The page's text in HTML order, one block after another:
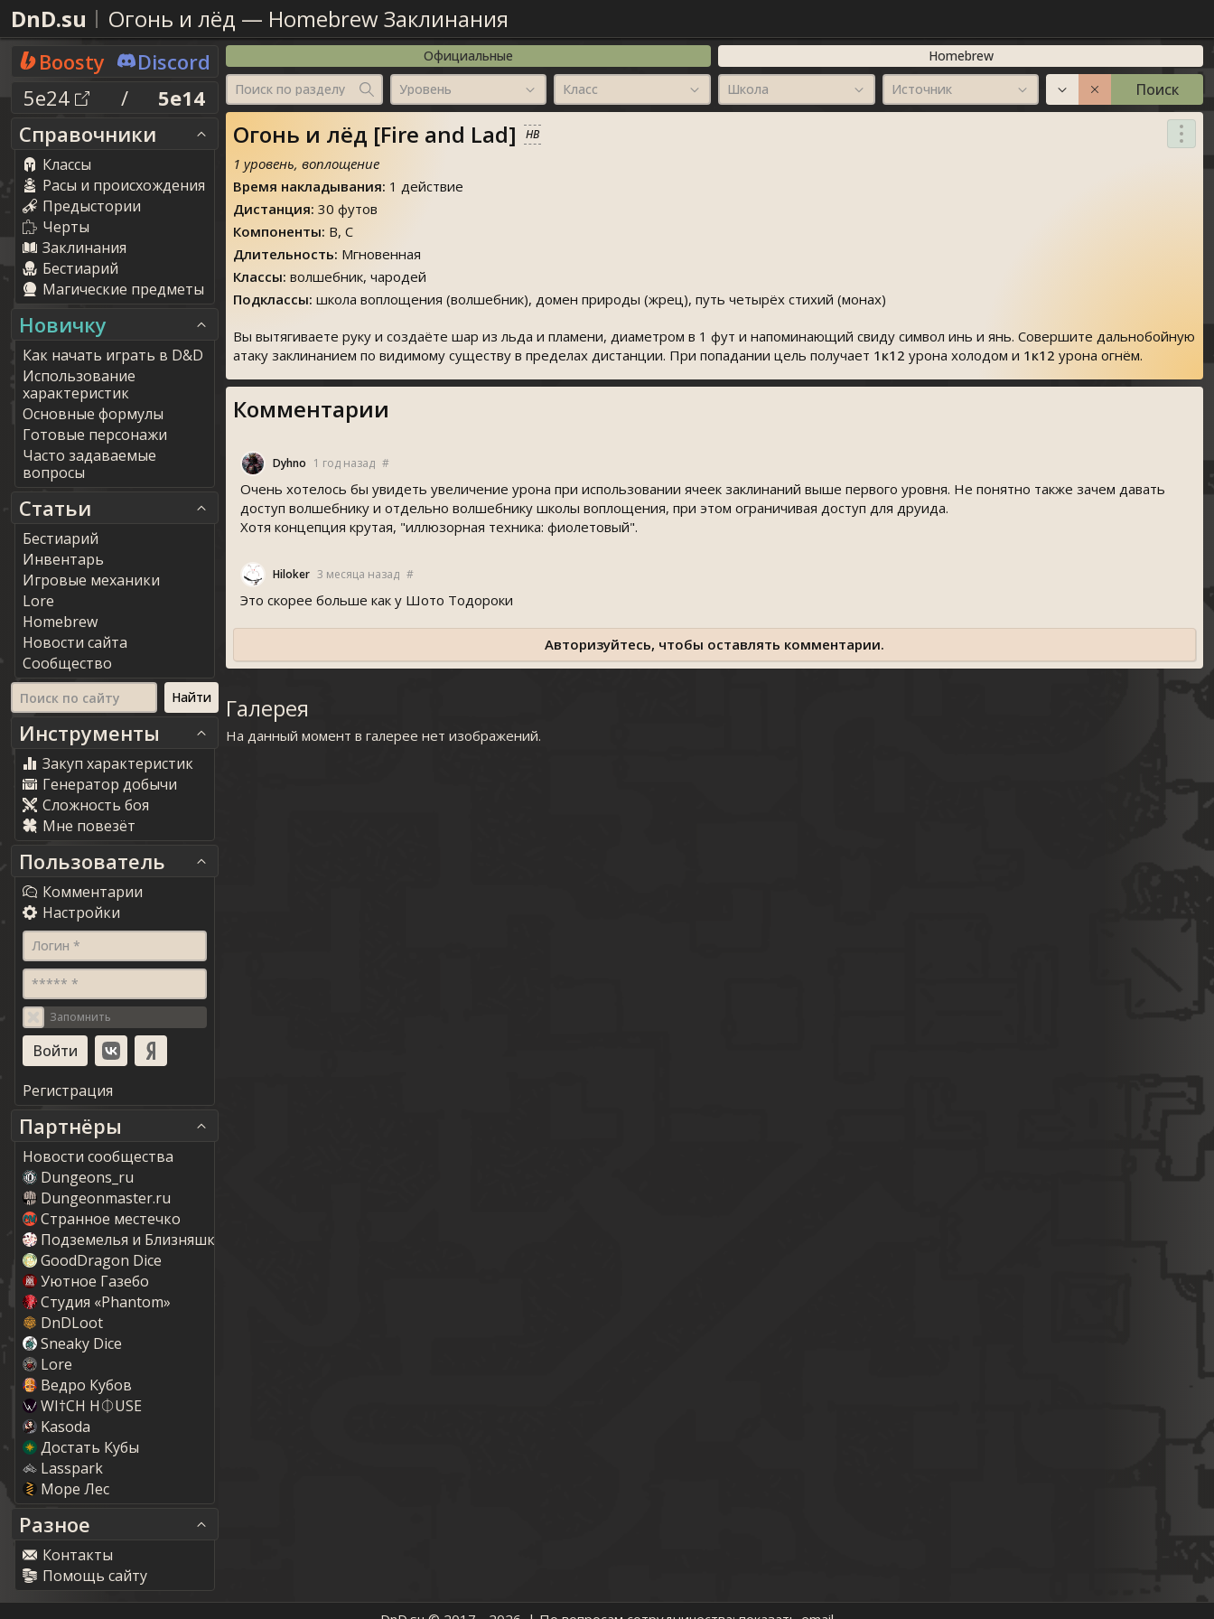
DnD.su Огонь и лёд — Homebrew Заклинания
Boosty
Discord
5e24
/
5e14
Справочники
Классы
Расы и происхождения
Предыстории
Черты
Заклинания
Бестиарий
Магические предметы
Новичку
Как начать играть в D&D
Использование
характеристик
Основные формулы
Готовые персонажи
Часто задаваемые
вопросы
Статьи
Бестиарий
Инвентарь
Игровые механики
Lore
Homebrew
Новости сайта
Сообщество
Инструменты
Закуп характеристик
Генератор добычи
Сложность боя
Мне повезёт
Пользователь
Комментарии
Настройки
Логин *
***** *
Запомнить
Регистрация
Партнёры
Новости сообщества
Dungeons_ru
Dungeonmaster.ru
Странное местечко
Подземелья и Близняшки
GoodDragon Dice
Уютное Газебо
Студия «Phantom»
DnDLoot
Sneaky Dice
Lore
Ведро Кубов
WI†CH H⏀USE
Kasoda
Достать Кубы
Lasspark
Море Лес
Разное
Контакты
Помощь сайту
Официальные
Homebrew
Поиск по разделу
Уровень Класс Школа Источник Поиск
Огонь и лёд [Fire and Lad] HB
1 уровень, воплощение
Время накладывания: 1 действие
Дистанция: 30 футов
Компоненты: В, С
Длительность: Мгновенная
Классы: волшебник, чародей
Подклассы: школа воплощения (волшебник), домен природы (жрец), путь четырёх стихий (монах)
Вы вытягиваете руку и создаëте шар из льда и пламени, диаметром в 1 фут и напоминающий свиду символ инь и янь. Совершите дальнобойную
атаку заклинанием по видимому существу в пределах дистанции. При попадании цель получает 1к12 урона холодом и 1к12 урона огнëм.
Комментарии
Dyhno 1 год назад #
Очень хотелось бы увидеть увеличение урона при использовании ячеек заклинаний выше первого уровня. Не понятно также зачем давать
доступ волшебнику и отдельно волшебнику школы воплощения, при этом ограничивая доступ для друида.
Хотя концепция крутая, "иллюзорная техника: фиолетовый".
Hiloker 3 месяца назад #
Это скорее больше как у Шото Тодороки
Авторизуйтесь, чтобы оставлять комментарии.
Галерея
На данный момент в галерее нет изображений.